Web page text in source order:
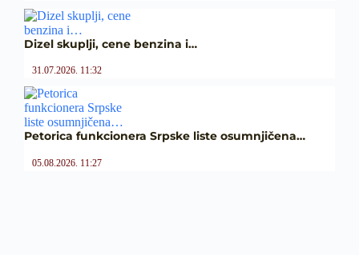
Dizel skuplji, cene benzina i…
31.07.2026. 11:32
Petorica funkcionera Srpske liste osumnjičena…
05.08.2026. 11:27